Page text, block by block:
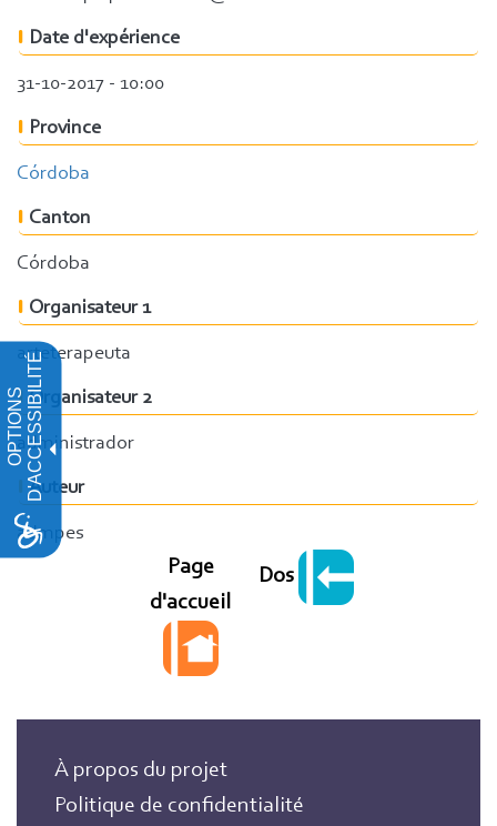
OPTIONSD'ACCESSIBILITÉ
Date d'expérience
31-10-2017 - 10:00
Province
Córdoba
Canton
Córdoba
Organisateur 1
arteterapeuta
Organisateur 2
administrador
Auteur
admpes
Page
d'accueil
Dos
À propos du projet
Politique de confidentialité